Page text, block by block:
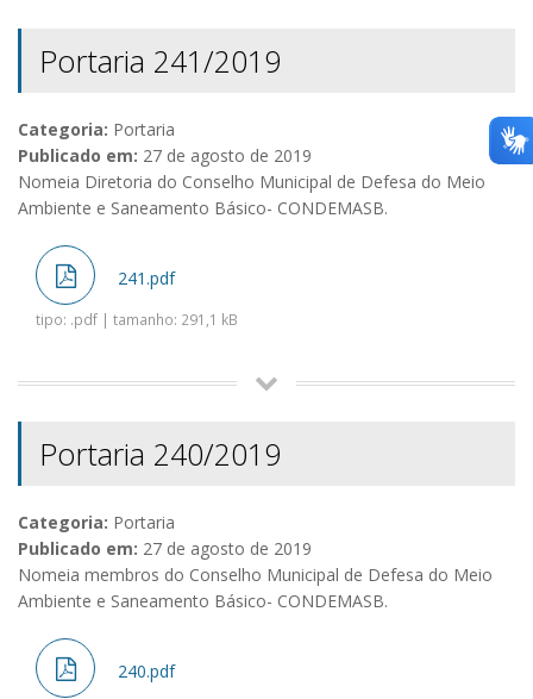
Portaria 241/2019
Categoria: Portaria
Publicado em: 27 de agosto de 2019
Nomeia Diretoria do Conselho Municipal de Defesa do Meio
Ambiente e Saneamento Básico- CONDEMASB.
241.pdf
tipo: .pdf | tamanho: 291,1 kB
Portaria 240/2019
Categoria: Portaria
Publicado em: 27 de agosto de 2019
Nomeia membros do Conselho Municipal de Defesa do Meio
Ambiente e Saneamento Básico- CONDEMASB.
240.pdf